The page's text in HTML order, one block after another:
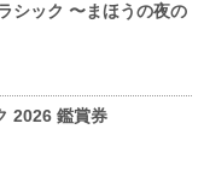
シック 〜まほうの夜の
2026 鑑賞券